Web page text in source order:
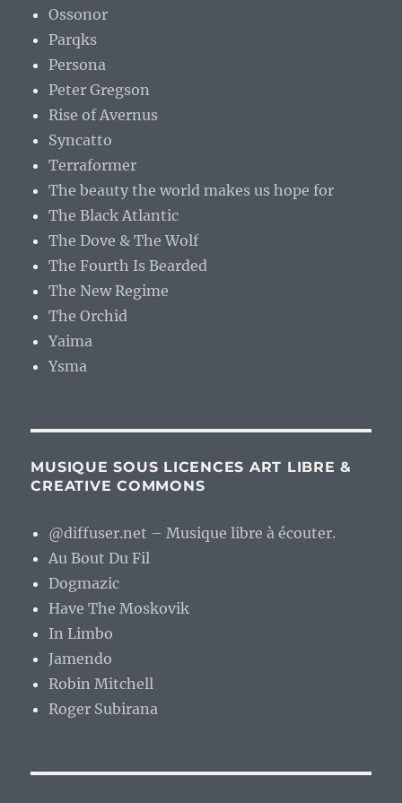
Ossonor
Parqks
Persona
Peter Gregson
Rise of Avernus
Syncatto
Terraformer
The beauty the world makes us hope for
The Black Atlantic
The Dove & The Wolf
The Fourth Is Bearded
The New Regime
The Orchid
Yaima
Ysma
MUSIQUE SOUS LICENCES ART LIBRE &
CREATIVE COMMONS
@diffuser.net – Musique libre à écouter.
Au Bout Du Fil
Dogmazic
Have The Moskovik
In Limbo
Jamendo
Robin Mitchell
Roger Subirana